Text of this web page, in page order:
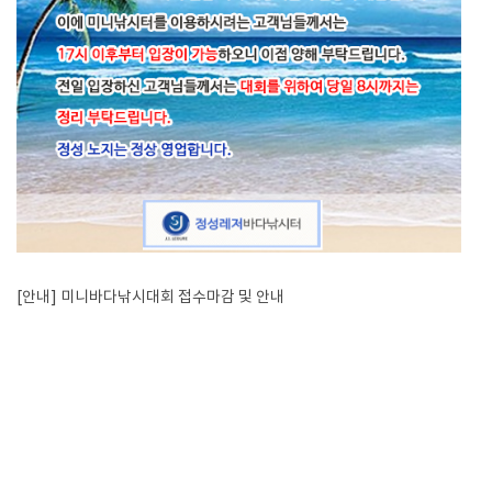
[안내] 미니바다낚시대회 접수마감 및 안내